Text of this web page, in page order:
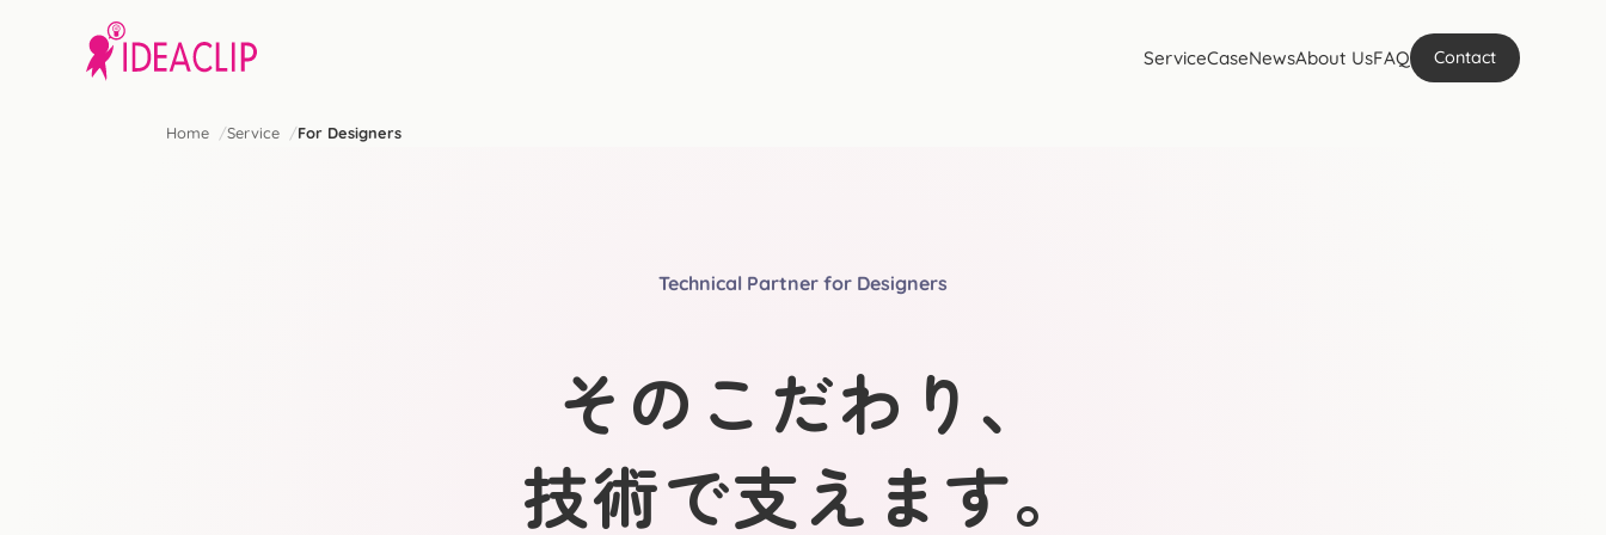
ServiceCaseNewsAbout UsFAQ Contact
Home Service For Designers
Technical Partner for Designers
そのこだわり、
技術で支えます。